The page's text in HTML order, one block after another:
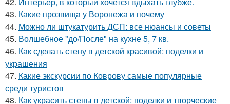
43. Какие прозвища у Воронежа и почему
44. Можно ли штукатурить ДСП: все нюансы и советы
45. Волшебное "до/После" на кухне 5, 7 кв.
46. Как сделать стену в детской красивой: поделки и
украшения
47. Какие экскурсии по Коврову самые популярные
среди туристов
48. Как украсить стены в детской: поделки и творческие